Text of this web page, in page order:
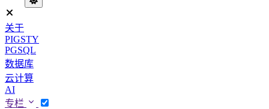
关于
PIGSTY
PGSQL
数据库
云计算
AI
专栏